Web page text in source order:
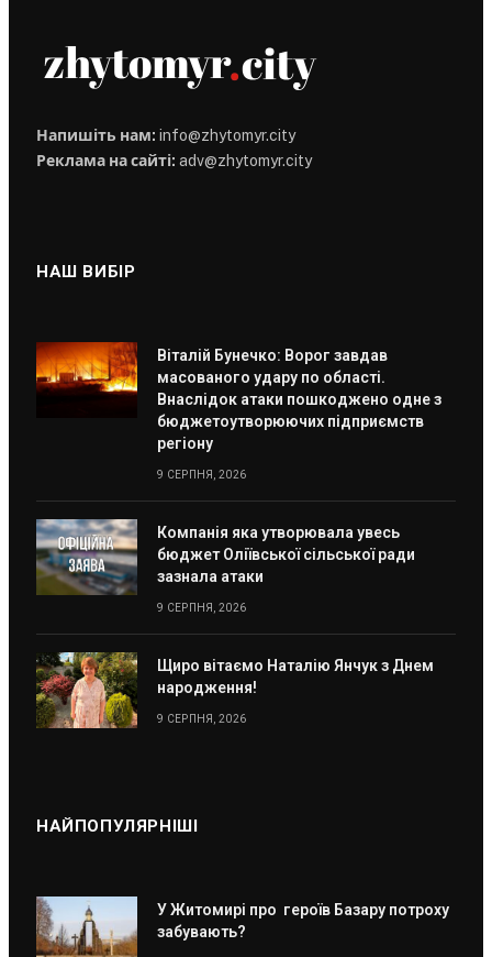
Напишіть нам: info@zhytomyr.city
Реклама на сайті: adv@zhytomyr.city
НАШ ВИБІР
Віталій Бунечко: Ворог завдав
масованого удару по області.
Внаслідок атаки пошкоджено одне з
бюджетоутворюючих підприємств
регіону
9 СЕРПНЯ, 2026
Компанія яка утворювала увесь
бюджет Оліївської сільської ради
зазнала атаки
9 СЕРПНЯ, 2026
Щиро вітаємо Наталію Янчук з Днем
народження!
9 СЕРПНЯ, 2026
НАЙПОПУЛЯРНІШІ
У Житомирі про героїв Базару потроху
забувають?